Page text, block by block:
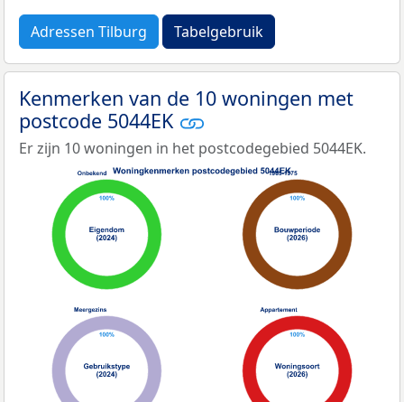
Adressen Tilburg Tabelgebruik
Kenmerken van de 10 woningen met
postcode 5044EK
Er zijn 10 woningen in het postcodegebied 5044EK.